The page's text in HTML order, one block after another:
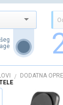
/ DODATNA